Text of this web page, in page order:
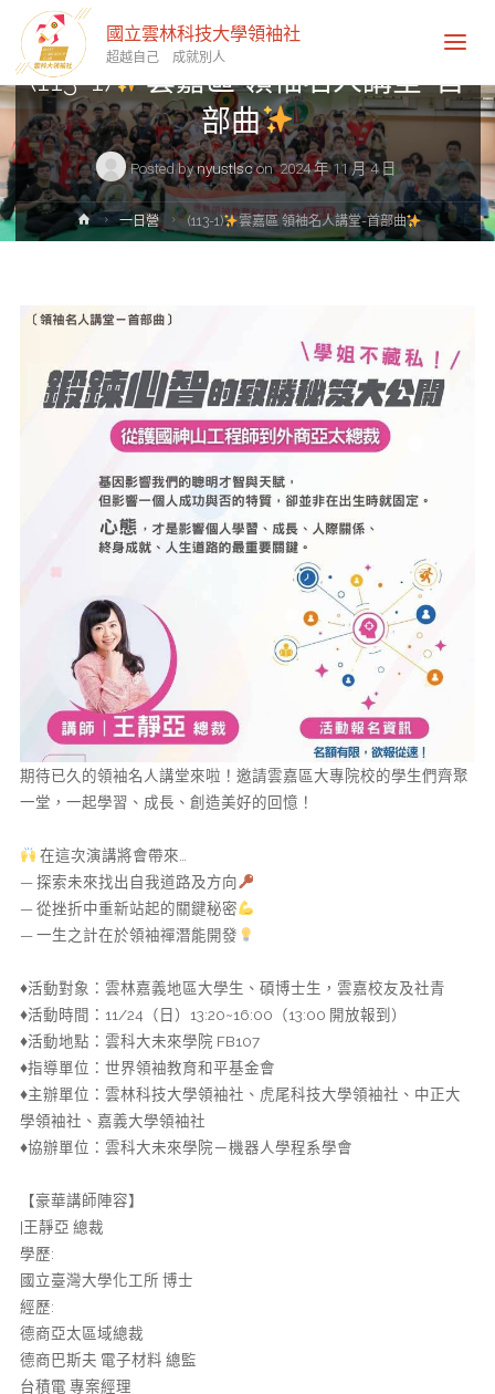
國立雲林科技大學領袖社
超越自己 成就別人
(113-1)
雲嘉區 領袖名人講堂-首
部曲
Posted bynyustlscon 2024 年 11 月 4 日
一日營
Home一日營 (113-1) 雲嘉區 領袖名人講堂-首部曲
期待已久的領袖名人講堂來啦！邀請雲嘉區大專院校的學生們齊聚
一堂，一起學習、成長、創造美好的回憶！
在這次演講將會帶來…
— 探索未來找出自我道路及方向
— 從挫折中重新站起的關鍵秘密
— 一生之計在於領袖禪潛能開發
♦️活動對象：雲林嘉義地區大學生、碩博士生，雲嘉校友及社青
♦️活動時間：11/24（日）13:20~16:00（13:00 開放報到）
♦️活動地點：雲科大未來學院 FB107
♦️指導單位：世界領袖教育和平基金會
♦️主辦單位：雲林科技大學領袖社、虎尾科技大學領袖社、中正大
學領袖社、嘉義大學領袖社
♦️協辦單位：雲科大未來學院－機器人學程系學會
【豪華講師陣容】
|王靜亞 總裁
學歷:
國立臺灣大學化工所 博士
經歷:
德商亞太區域總裁
德商巴斯夫 電子材料 總監
台積電 專案經理